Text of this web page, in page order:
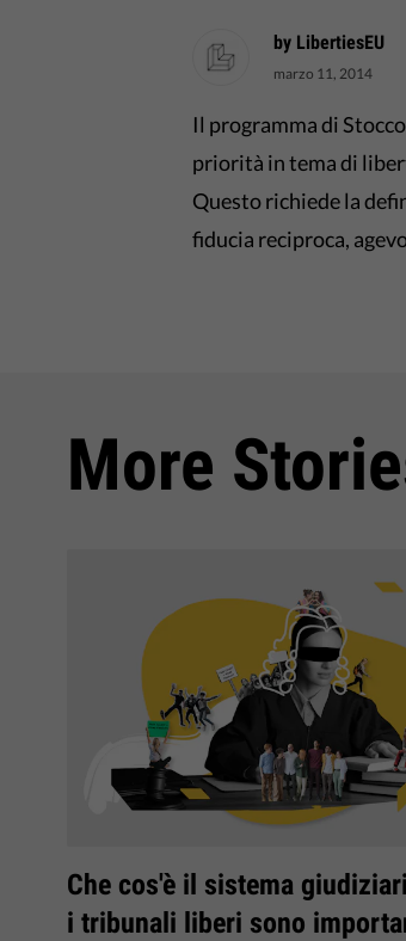
by LibertiesEU
marzo 11, 2014
Il programma di
priorità in tema di
Questo richiede la
fiducia reciproca,
More
Che cos'è il sistema
i tribunali liberi sono